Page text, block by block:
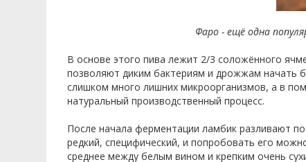
Фаро - ещё одна
В основе этого пива лежит 2/3 соложённого
позволяют диким бактериям и дрожжам начать
слишком много лишних микроорганизмов, а в
натуральный производственный процесс.
После начала ферментации ламбик разливают
редкий, специфический, и попробовать его
среднее между белым вином и крепким очень